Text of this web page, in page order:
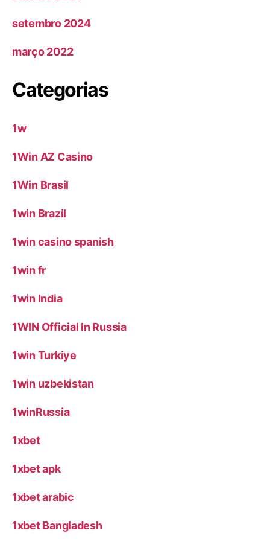
setembro 2024
março 2022
Categorias
1w
1Win AZ Casino
1Win Brasil
1win Brazil
1win casino spanish
1win fr
1win India
1WIN Official In Russia
1win Turkiye
1win uzbekistan
1winRussia
1xbet
1xbet apk
1xbet arabic
1xbet Bangladesh